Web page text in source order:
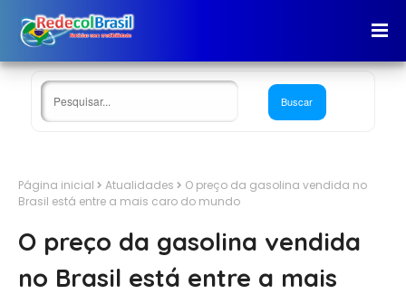
Página inicial Atualidades
O preço da gasolina vendida no
Brasil está entre a mais caro do mundo
O preço da gasolina vendida
no Brasil está entre a mais